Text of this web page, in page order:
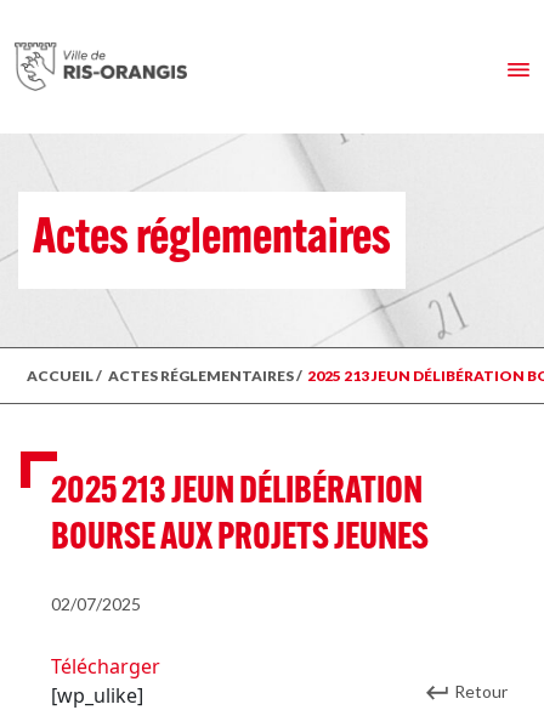
Actes réglementaires
ACCUEIL/ ACTES RÉGLEMENTAIRES/ 2025 213 JEUN DÉLIBÉRATION
2025 213 JEUN DÉLIBÉRATION
BOURSE AUX PROJETS JEUNES
02/07/2025
Télécharger
[wp_ulike]
Retour